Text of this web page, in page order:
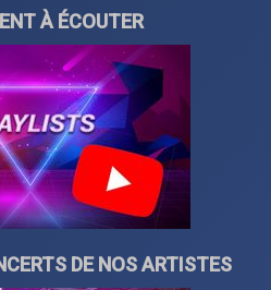
À ÉCOUTER
DE NOS ARTISTES